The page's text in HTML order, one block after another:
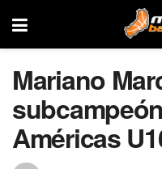
Mariano
Américas